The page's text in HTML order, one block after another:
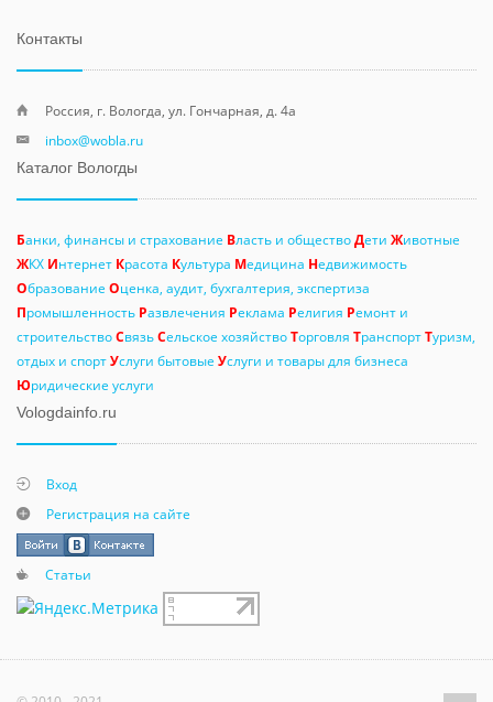
Контакты
Россия, г. Вологда, ул. Гончарная, д. 4а
inbox@wobla.ru
Каталог Вологды
Банки, финансы и страхование Власть и обществоДети Животные
ЖКХ Интернет Красота Культура Медицина Недвижимость
Образование Оценка, аудит, бухгалтерия, экспертиза
Промышленность Развлечения Реклама Религия Ремонт и
строительствоСвязьСельское хозяйствоТорговля ТранспортТуризм,
отдых и спортУслуги бытовые Услуги и товары для бизнеса
Юридические услуги
Vologdainfo.ru
Вход
Регистрация на сайте
Статьи